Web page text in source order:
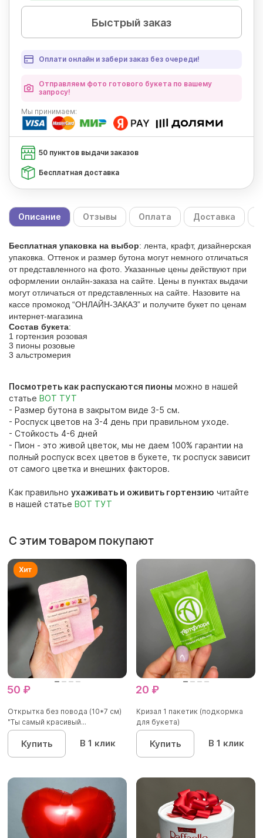
Быстрый заказ
Оплати онлайн и забери заказ без очереди!
Отправляем фото готового букета по вашему
запросу!
Мы принимаем:
50 пунктов выдачи заказов
Бесплатная доставка
Описание Отзывы Оплата Доставка
Бесплатная упаковка на выбор: лента, крафт, дизайнерская
упаковка. Оттенок и размер бутона могут немного отличаться
от представленного на фото. Указанные цены действуют при
оформлении онлайн-заказа на сайте. Цены в пунктах выдачи
могут отличаться от представленных на сайте. Назовите на
кассе промокод “ОНЛАЙН-ЗАКАЗ” и получите букет по ценам
интернет-магазина
Состав букета:
1 гортензия розовая
3 пионы розовые
3 альстромерия
Посмотреть как распускаются пионы можно в нашей
статье ВОТ ТУТ
- Размер бутона в закрытом виде 3-5 см.
- Роспуск цветов на 3-4 день при правильном уходе.
- Стойкость 4-6 дней
- Пион - это живой цветок, мы не даем 100% гарантии на
полный роспуск всех цветов в букете, тк роспуск зависит
от самого цветка и внешних факторов.
Как правильно ухаживать и оживить гортензию читайте
в нашей статье ВОТ ТУТ
С этим товаром покупают
50 ₽
Открытка без повода (10*7 см)
"Ты самый красивый...
Купить В 1 клик
20 ₽
Кризал 1 пакетик (подкормка
для букета)
Купить В 1 клик